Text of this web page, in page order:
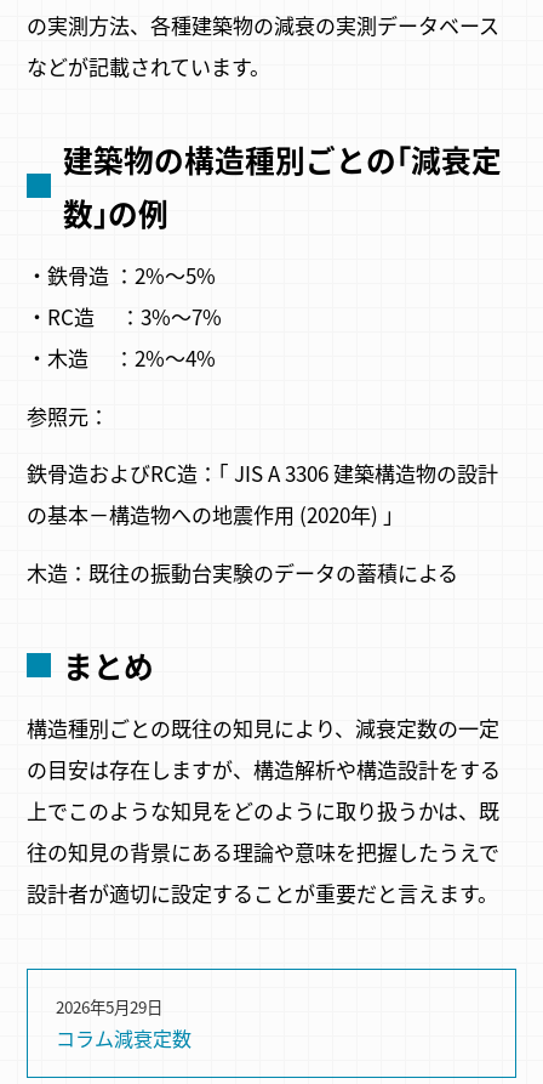
の実測方法、各種建築物の減衰の実測データベース
などが記載されています。
建築物の構造種別ごとの｢減衰定
数｣の例
・鉄骨造 ：2%～5%
・RC造 ：3%～7%
・木造 ：2%～4%
参照元：
鉄骨造およびRC造：｢ JIS A 3306 建築構造物の設計
の基本－構造物への地震作用 (2020年) ｣
木造：既往の振動台実験のデータの蓄積による
まとめ
構造種別ごとの既往の知見により、減衰定数の一定
の目安は存在しますが、構造解析や構造設計をする
上でこのような知見をどのように取り扱うかは、既
往の知見の背景にある理論や意味を把握したうえで
設計者が適切に設定することが重要だと言えます。
コラム減衰定数
2026年5月29日